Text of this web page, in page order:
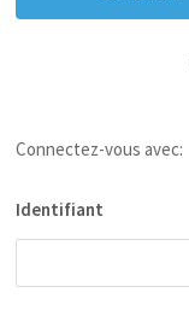
Connectez-vous avec:
Identifiant